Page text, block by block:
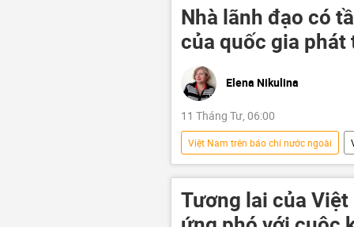
Chính trị
Kinh tế
Quân đội Nhân dân Việt Nam
Báo chí thế giới
năng lượng
AI
Nhật Bản
Bộ Giáo dục và Đào Tạo
Nhà lãnh đạo có
của quốc gia
Elena Nikulina
11 Tháng Tư, 06:00
Việt Nam trên báo chí nước ngoài
Kinh tế
Tổng bí thư
Tương lai của